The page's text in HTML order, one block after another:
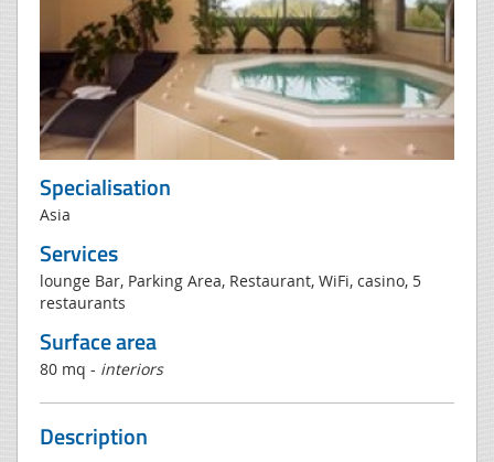
Specialisation
Asia
Services
lounge Bar, Parking Area, Restaurant, WiFi, casino, 5
restaurants
Surface area
80 mq - interiors
Description